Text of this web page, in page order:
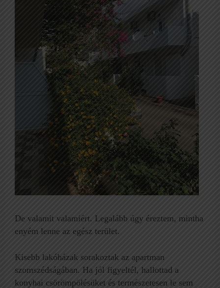
De valamit valamiért. Legalább úgy éreztem, mintha
enyém lenne az egész terület.
Kisebb lakóházak sorakoztak az apartman
szomszédságában. Ha jól figyeltél, hallottad a
konyhai csörömpölésüket és természetesen le sem